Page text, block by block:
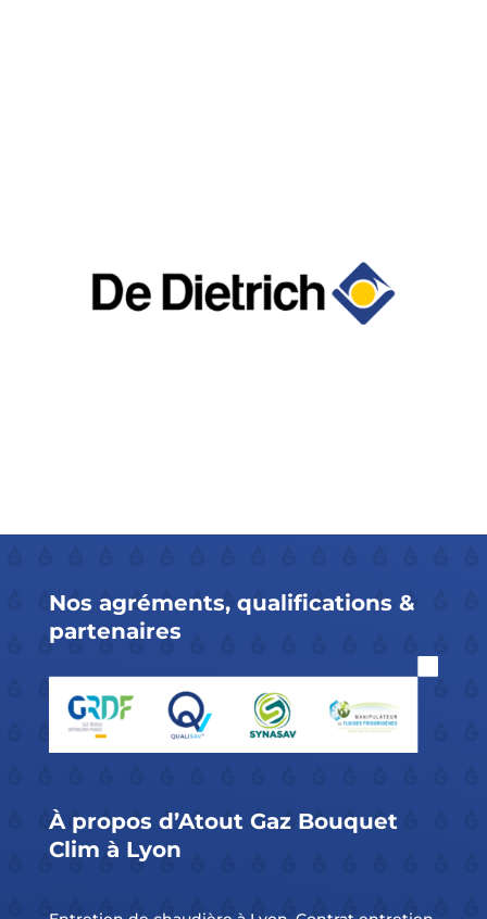
Nos agréments, qualifications &
partenaires
À propos d’Atout Gaz Bouquet
Clim à Lyon